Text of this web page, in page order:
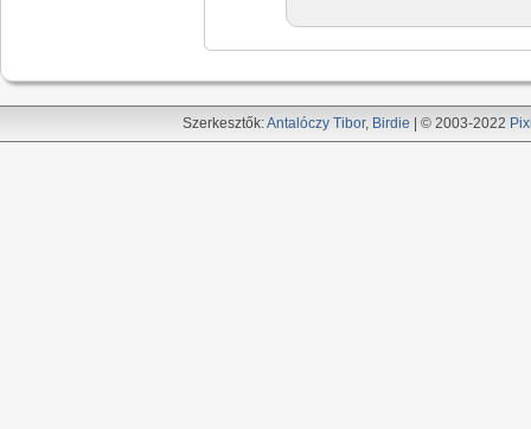
Szerkesztők:Antalóczy Tibor, Birdie | © 2003-2022